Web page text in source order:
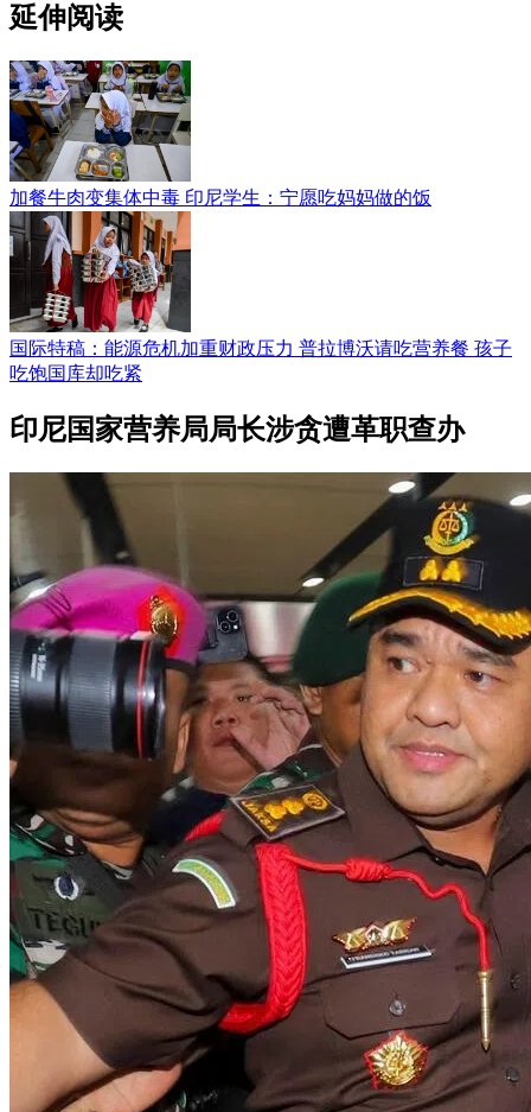
延伸阅读
加餐牛肉变集体中毒 印尼学生：宁愿吃妈妈做的饭
国际特稿：能源危机加重财政压力 普拉博沃请吃营养餐 孩子
吃饱国库却吃紧
印尼国家营养局局长涉贪遭革职查办